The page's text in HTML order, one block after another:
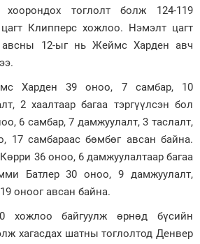
хоорондох тоглолт болж 124-119
цагт Клипперс хожлоо. Нэмэлт цагт
авсны 12-ыг нь Жеймс Харден авч
Харден 39 оноо, 7 самбар, 10
2 хаалтаар багаа тэргүүлсэн бол
6 самбар, 7 дамжуулалт, 3 таслалт,
17 самбараас бөмбөг авсан байна.
36 оноо, 6 дамжуулалтаар багаа
Батлер 30 оноо, 9 дамжуулалт,
оноог авсан байна.
хожлоо байгуулж өрнөд бүсийн
хагасдах шатны тоглолтод Денвер